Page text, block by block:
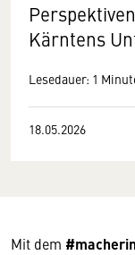
Kärntens
Lesedauer: 1
18.05.2026
Mit dem